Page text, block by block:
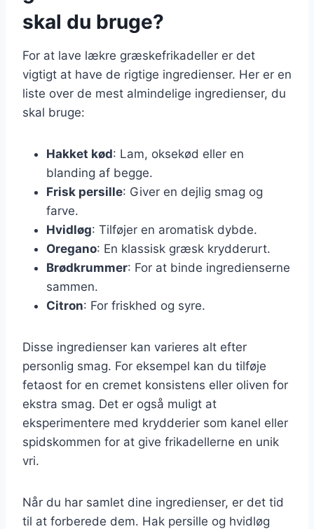
skal du bruge?
For at lave lækre græskefrikadeller er det
vigtigt at have de rigtige ingredienser. Her er en
liste over de mest almindelige ingredienser, du
skal bruge:
Hakket kød: Lam, oksekød eller en
blanding af begge.
Frisk persille: Giver en dejlig smag og
farve.
Hvidløg: Tilføjer en aromatisk dybde.
Oregano: En klassisk græsk krydderurt.
Brødkrummer: For at binde ingredienserne
sammen.
Citron: For friskhed og syre.
Disse ingredienser kan varieres alt efter
personlig smag. For eksempel kan du tilføje
fetaost for en cremet konsistens eller oliven for
ekstra smag. Det er også muligt at
eksperimentere med krydderier som kanel eller
spidskommen for at give frikadellerne en unik
vri.
Når du har samlet dine ingredienser, er det tid
til at forberede dem. Hak persille og hvidløg